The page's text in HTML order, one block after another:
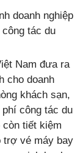
doanh nghiệp
tác du
Nam đưa ra
cho doanh
khách sạn,
công tác du
còn tiết kiệm
trợ vé máy bay